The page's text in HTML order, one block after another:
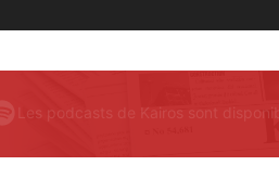
anciennes émissions